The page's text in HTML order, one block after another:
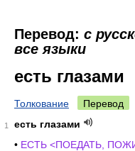
Перевод: с
все языки
есть глазами
Толкование Перевод
1
есть глазами
• ЕСТЬ <ПОЕДАТЬ,